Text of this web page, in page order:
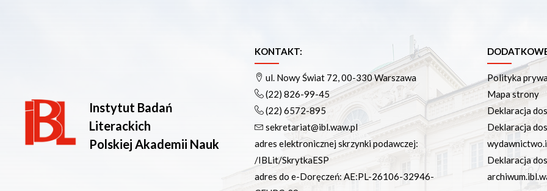
Instytut Badań
Literackich
Polskiej Akademii Nauk
KONTAKT:
ul. Nowy Świat 72, 00-330 Warszawa
(22) 826-99-45
(22) 6572-895
sekretariat@ibl.waw.pl
adres elektronicznej skrzynki podawczej:
/IBLit/SkrytkaESP
adres do e-Doręczeń: AE:PL-26106-32946-
Polityka
Mapa strony
Deklaracja
Deklaracja
Deklaracja